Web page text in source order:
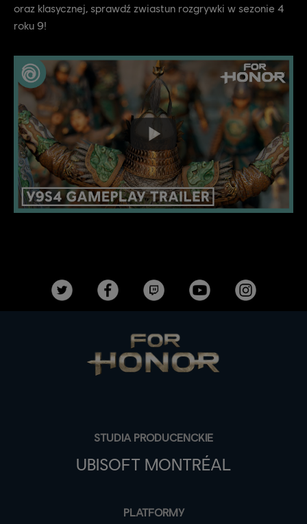
oraz klasycznej, sprawdź zwiastun rozgrywki w sezonie 4
roku 9!
STUDIA PRODUCENCKIE
UBISOFT MONTRÉAL
PLATFORMY